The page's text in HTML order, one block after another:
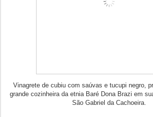
Vinagrete de cubiu com saúvas e tucupi negro,
grande cozinheira da etnia Baré Dona Brazi em
São Gabriel da Cachoeira.